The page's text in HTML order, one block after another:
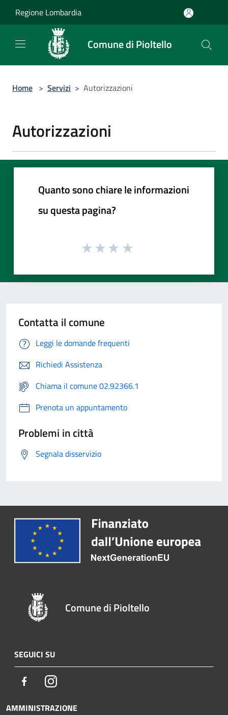
Regione Lombardia
Comune di Pioltello
Home > Servizi > Autorizzazioni
Autorizzazioni
Quanto sono chiare le informazioni
su questa pagina?
Contatta il comune
Leggi le domande frequenti
Richiedi Assistenza
Chiama il comune 02.92366.1
Prenota un appuntamento
Problemi in città
Segnala disservizio
Comune di Pioltello
SEGUICI SU
FacebookInstagram
AMMINISTRAZIONE